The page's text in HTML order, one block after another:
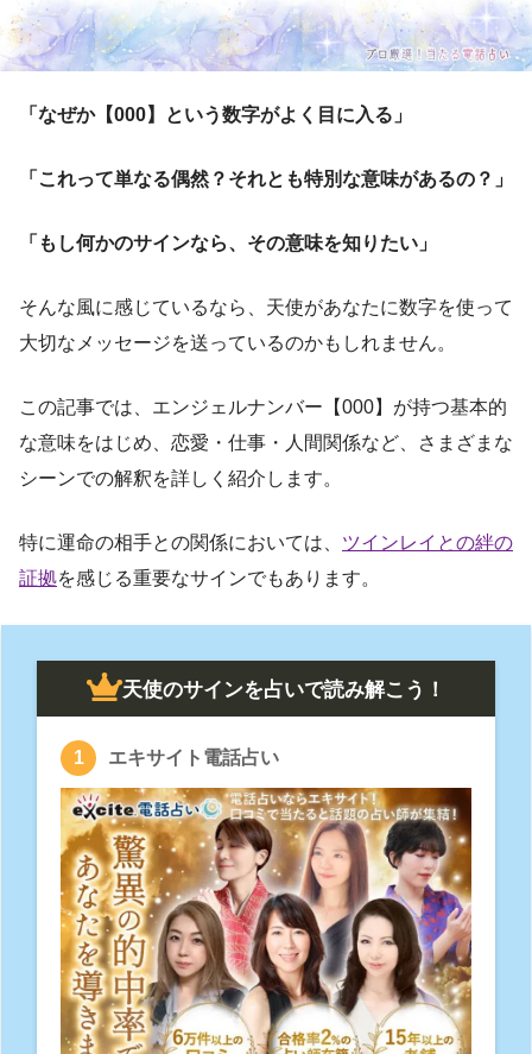
「なぜか【000】という数字がよく目に入る」
「これって単なる偶然？それとも特別な意味があるの？」
「もし何かのサインなら、その意味を知りたい」
そんな風に感じているなら、天使があなたに数字を使って
大切なメッセージを送っているのかもしれません。
この記事では、エンジェルナンバー【000】が持つ基本的
な意味をはじめ、恋愛・仕事・人間関係など、さまざまな
シーンでの解釈を詳しく紹介します。
特に運命の相手との関係においては、 ツインレイとの絆の
証拠を感じる重要なサインでもあります。
天使のサインを占いで読み解こう！
エキサイト電話占い